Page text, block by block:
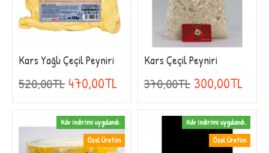
Kars Yağlı Çeçil Peyniri
520,00TL 470,00TL
Kars Çeçil Peyniri
370,00TL 300,00TL
Özel Üretim
Kdv indirimi uygulandı.
Özel Üretim
Kdv indirimi uygulandı.